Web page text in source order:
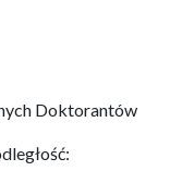
Doktorantów